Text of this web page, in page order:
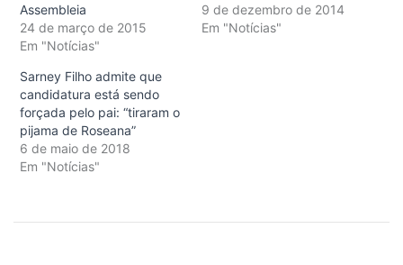
Assembleia
24 de março de 2015
Em "Notícias"
9 de dezembro de 2014
Em "Notícias"
Sarney Filho admite que
candidatura está sendo
forçada pelo pai: “tiraram o
pijama de Roseana”
6 de maio de 2018
Em "Notícias"